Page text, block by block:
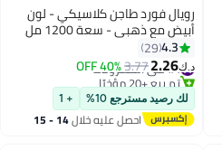
رويال فورد طاجن كلاسيكي - لون
أبيض مع ذهبي - سعة 1200 مل
لون أبيض 1200ملليلتر
4.3
29
د.ك‏2.26
3.77
40% OFF #4 في الكسرولات
تم بيع +20 مؤخرًا
#4 في الكسرولات
لك رصيد مسترجع 10% + 1
احصل عليه خلال 14 - 15